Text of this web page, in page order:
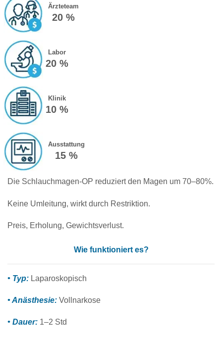
Ärzteteam
20 %
Labor
20 %
Klinik
10 %
Ausstattung
15 %
Die Schlauchmagen-OP reduziert den Magen um 70–80%.
Keine Umleitung, wirkt durch Restriktion.
Preis, Erholung, Gewichtsverlust.
Wie funktioniert es?
• Typ: Laparoskopisch
• Anästhesie: Vollnarkose
• Dauer: 1–2 Std